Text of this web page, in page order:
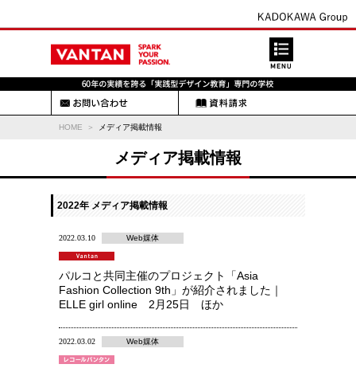
HOME メディア掲載情報
メディア掲載情報
2022年 メディア掲載情報
2022.03.10 Web媒体
パルコと共同主催のプロジェクト「Asia
Fashion Collection 9th」が紹介されました｜
ELLE girl online 2月25日 ほか
2022.03.02 Web媒体